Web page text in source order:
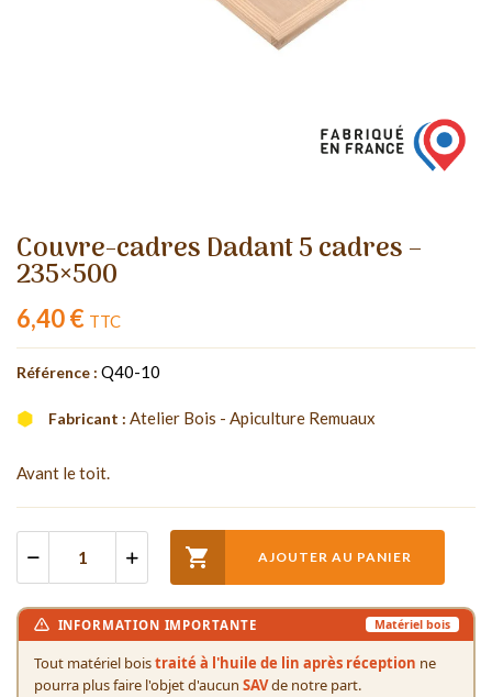
Couvre-cadres Dadant 5 cadres –
235×500
6,40 € TTC
Référence : Q40-10
Fabricant : Atelier Bois - Apiculture Remuaux
Avant le toit.
 AJOUTER AU PANIER
INFORMATION IMPORTANTE Matériel bois
Tout matériel boistraité à l'huile de lin après réception ne
pourra plus faire l'objet d'aucun SAVde notre part.